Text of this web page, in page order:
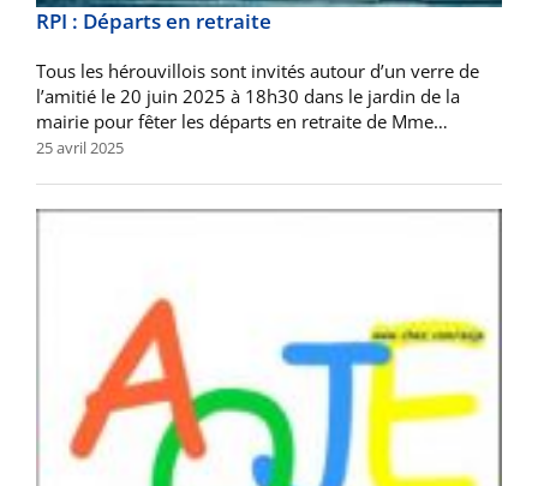
RPI : Départs en retraite
Tous les hérouvillois sont invités autour d’un verre de
l’amitié le 20 juin 2025 à 18h30 dans le jardin de la
mairie pour fêter les départs en retraite de Mme…
25 avril 2025